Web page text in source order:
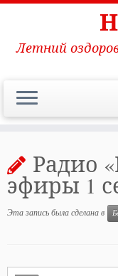
содержимому
Летний
Радио
эфиры 1
Эта запись была сделана в